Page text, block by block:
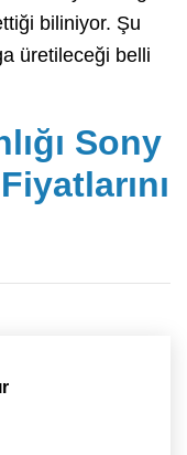
biliniyor. Şu
üretileceği belli
Sony